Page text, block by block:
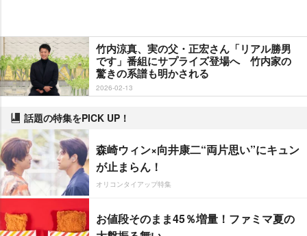
竹内涼真、実の父・正宏さん「リアル勝男
です」番組にサプライズ登場へ 竹内家の
驚きの系譜も明かされる
2026-02-13
話題の特集をPICK UP！
森崎ウィン×向井康二“両片思い”にキュン
が止まらん！
オリコンタイアップ特集
お値段そのまま45％増量！ファミマ夏の